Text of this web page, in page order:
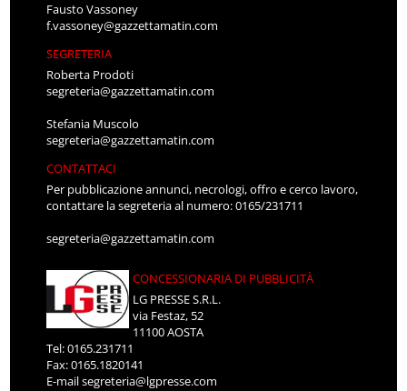
Fausto Vassoney
f.vassoney@gazzettamatin.com
SEGRETERIA
Roberta Prodoti
segreteria@gazzettamatin.com
Stefania Muscolo
segreteria@gazzettamatin.com
CONTATTACI
Per pubblicazione annunci, necrologi, offro e cerco lavoro,
contattare la segreteria al numero: 0165/231711
segreteria@gazzettamatin.com
CONCESSIONARIA DI PUBBLICITÀ
LG PRESSE S.R.L.
via Festaz, 52
11100 AOSTA
Tel: 0165.231711
Fax: 0165.1820141
E-mailsegreteria@lgpresse.com